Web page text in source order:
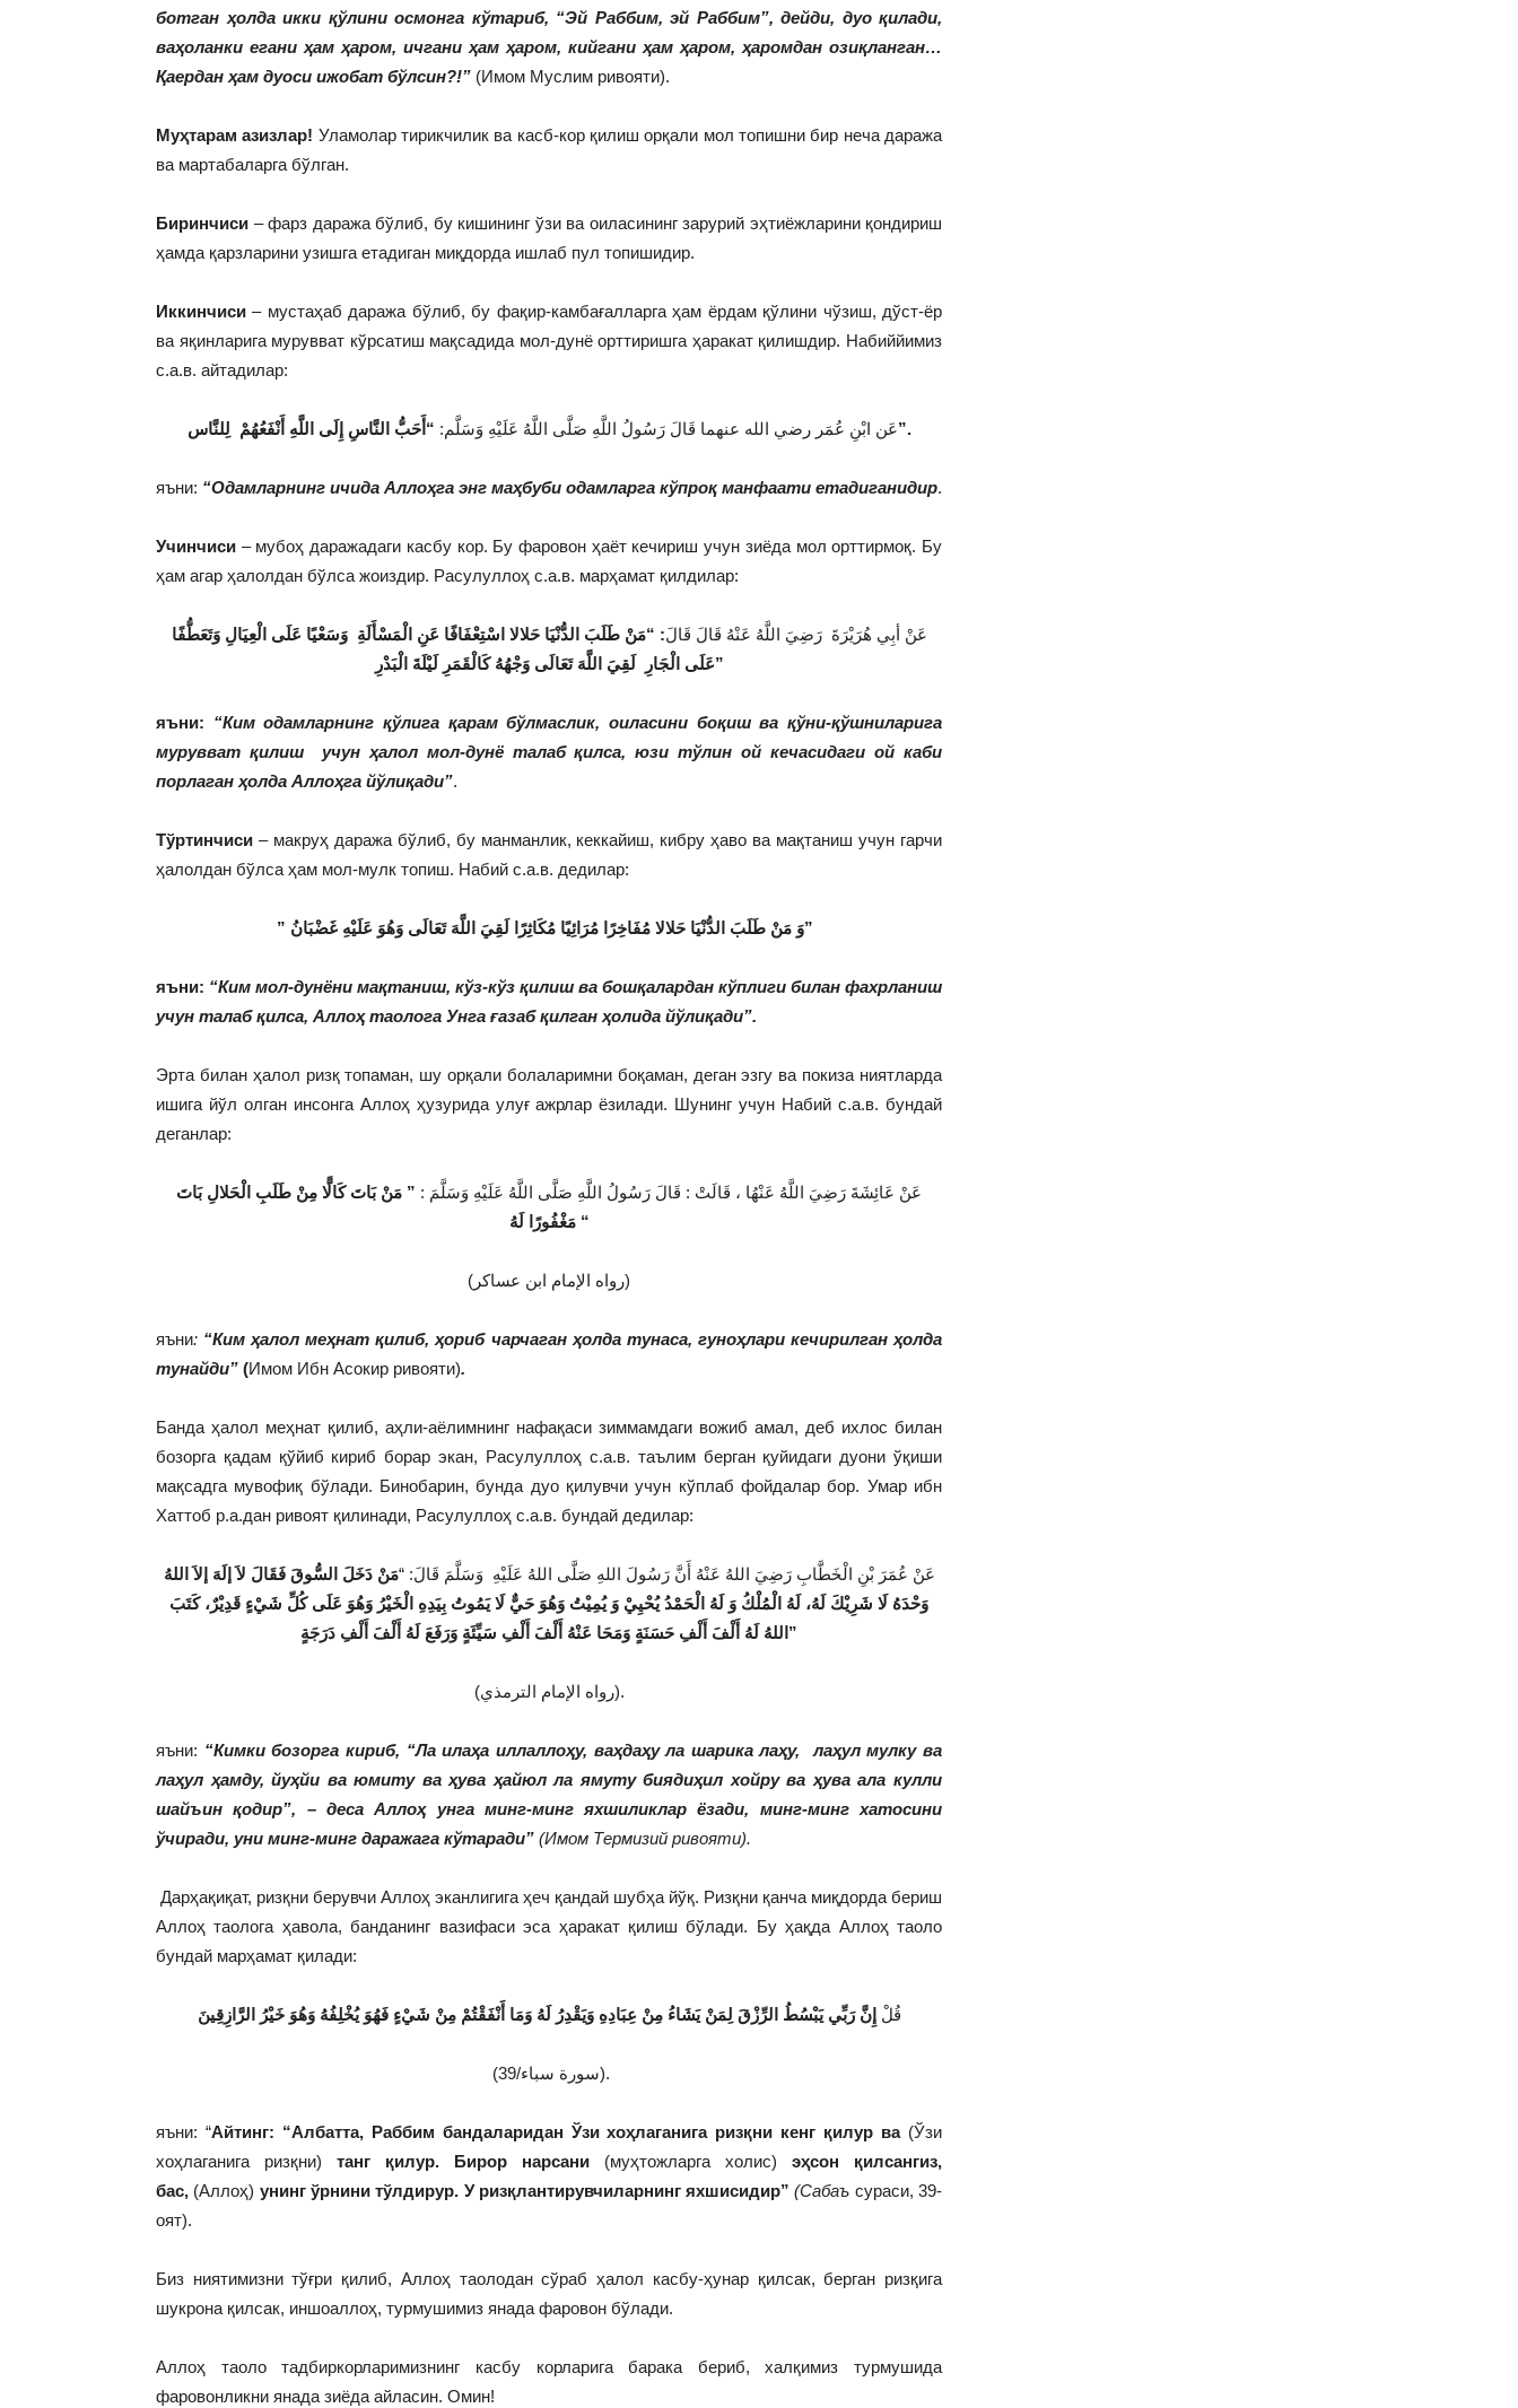
ботган ҳолда икки қўлини осмонга кўтариб, “Эй Раббим, эй Раббим”, дейди, дуо қилади,
ваҳоланки егани ҳам ҳаром, ичгани ҳам ҳаром, кийгани ҳам ҳаром, ҳаромдан озиқланган…
Қаердан ҳам дуоси ижобат бўлсин?!” (Имом Муслим ривояти).
Муҳтарам азизлар! Уламолар тирикчилик ва касб-кор қилиш орқали мол топишни бир неча даража
ва мартабаларга бўлган.
Биринчиси – фарз даража бўлиб, бу кишининг ўзи ва оиласининг зарурий эҳтиёжларини қондириш
ҳамда қарзларини узишга етадиган миқдорда ишлаб пул топишидир.
Иккинчиси – мустаҳаб даража бўлиб, бу фақир-камбағалларга ҳам ёрдам қўлини чўзиш, дўст-ёр
ва яқинларига мурувват кўрсатиш мақсадида мол-дунё орттиришга ҳаракат қилишдир. Набиййимиз
с.а.в. айтадилар:
عَن ابْنِ عُمَر رضي الله عنهما قَالَ رَسُولُ اللَّهِ صَلَّى اللَّهُ عَلَيْهِ وَسَلَّم:“أَحَبُّ النَّاسِ إِلَى اللَّهِ أَنْفَعُهُمْ لِلنَّاس”.
яъни: “Одамларнинг ичида Аллоҳга энг маҳбуби одамларга кўпроқ манфаати етадиганидир.
Учинчиси – мубоҳ даражадаги касбу кор. Бу фаровон ҳаёт кечириш учун зиёда мол орттирмоқ. Бу
ҳам агар ҳалолдан бўлса жоиздир. Расулуллоҳ с.а.в. марҳамат қилдилар:
عَنْ أبِي هُرَيْرَةَ رَضِيَ اللَّهُ عَنْهُ قَالَ قَالَ: “مَنْ طَلَبَ الدُّنْيَا حَلالا اسْتِعْفَافًا عَنِ الْمَسْأَلَةِ وَسَعْيًا عَلَى الْعِيَالِ وَتَعَطُّفًا
عَلَى الْجَارِ لَقِيَ اللَّهَ تَعَالَى وَجْهُهُ كَالْقَمَرِ لَيْلَةَ الْبَدْرِ”
яъни: “Ким одамларнинг қўлига қарам бўлмаслик, оиласини боқиш ва қўни-қўшниларига
мурувват қилиш учун ҳалол мол-дунё талаб қилса, юзи тўлин ой кечасидаги ой каби
порлаган ҳолда Аллоҳга йўлиқади”.
Тўртинчиси – макруҳ даража бўлиб, бу манманлик, кеккайиш, кибру ҳаво ва мақтаниш учун гарчи
ҳалолдан бўлса ҳам мол-мулк топиш. Набий с.а.в. дедилар:
” وَ مَنْ طَلَبَ الدُّنْيَا حَلالا مُفَاخِرًا مُرَائِيًا مُكَاثِرًا لَقِيَ اللَّهَ تَعَالَى وَهُوَ عَلَيْهِ غَضْبَانُ”
яъни: “Ким мол-дунёни мақтаниш, кўз-кўз қилиш ва бошқалардан кўплиги билан фахрланиш
учун талаб қилса, Аллоҳ таолога Унга ғазаб қилган ҳолида йўлиқади”.
Эрта билан ҳалол ризқ топаман, шу орқали болаларимни боқаман, деган эзгу ва покиза ниятларда
ишига йўл олган инсонга Аллоҳ ҳузурида улуғ ажрлар ёзилади. Шунинг учун Набий с.а.в. бундай
деганлар:
عَنْ عَائِشَةَ رَضِيَ اللَّهُ عَنْهُا ، قَالَتْ : قَالَ رَسُولُ اللَّهِ صَلَّى اللَّهُ عَلَيْهِ وَسَلَّمَ : ” مَنْ بَاتَ كَالًّا مِنْ طَلَبِ الْحَلالِ بَاتَ
مَغْفُورًا لَهُ“
(رواه الإمام ابن عساكر)
яъни: “Ким ҳалол меҳнат қилиб, ҳориб чарчаган ҳолда тунаса, гуноҳлари кечирилган ҳолда
тунайди” (Имом Ибн Асокир ривояти).
Банда ҳалол меҳнат қилиб, аҳли-аёлимнинг нафақаси зиммамдаги вожиб амал, деб ихлос билан
бозорга қадам қўйиб кириб борар экан, Расулуллоҳ с.а.в. таълим берган қуйидаги дуони ўқиши
мақсадга мувофиқ бўлади. Бинобарин, бунда дуо қилувчи учун кўплаб фойдалар бор. Умар ибн
Хаттоб р.а.дан ривоят қилинади, Расулуллоҳ с.а.в. бундай дедилар:
عَنْ عُمَرَ بْنِ الْخَطَّابِ رَضِيَ اللهُ عَنْهُ أَنَّ رَسُولَ اللهِ صَلَّى اللهُ عَلَيْهِ وَسَلَّمَ قَالَ: “مَنْ دَخَلَ السُّوقَ فَقَالَ لاَ إلَهَ إلاَ اللهُ
وَحْدَهُ لَا شَرِيْكَ لَهُ، لَهُ الْمُلْكُ وَ لَهُ الْحَمْدُ يُحْيِيْ وَ يُمِيْتُ وَهُوَ حَيٌّ لَا يَمُوتُ بِيَدِهِ الْخَيْرُ وَهُوَ عَلَى كُلِّ شَيْءٍ قَدِيْرٌ، كَتَبَ
اللهُ لَهُ أَلْفَ أَلْفِ حَسَنَةٍ وَمَحَا عَنْهُ أَلْفَ أَلْفِ سَيِّئَةٍ وَرَفَعَ لَهُ أَلْفَ أَلْفِ دَرَجَةٍ”
(رواه الإمام الترمذي).
яъни: “Кимки бозорга кириб, “Ла илаҳа иллаллоҳу, ваҳдаҳу ла шарика лаҳу, лаҳул мулку ва
лаҳул ҳамду, йуҳйи ва юмиту ва ҳува ҳайюл ла ямуту биядиҳил хойру ва ҳува ала кулли
шайъин қодир”, – деса Аллоҳ унга минг-минг яхшиликлар ёзади, минг-минг хатосини
ўчиради, уни минг-минг даражага кўтаради” (Имом Термизий ривояти).
Дарҳақиқат, ризқни берувчи Аллоҳ эканлигига ҳеч қандай шубҳа йўқ. Ризқни қанча миқдорда бериш
Аллоҳ таолога ҳавола, банданинг вазифаси эса ҳаракат қилиш бўлади. Бу ҳақда Аллоҳ таоло
бундай марҳамат қилади:
قُلْ إِنَّ رَبِّي يَبْسُطُ الرِّزْقَ لِمَنْ يَشَاءُ مِنْ عِبَادِهِ وَيَقْدِرُ لَهُ وَمَا أَنْفَقْتُمْ مِنْ شَيْءٍ فَهُوَ يُخْلِفُهُ وَهُوَ خَيْرُ الرَّازِقِينَ
(سورة سباء/39).
яъни: “Айтинг: “Албатта, Раббим бандаларидан Ўзи хоҳлаганига ризқни кенг қилур ва(Ўзи
хоҳлаганига ризқни)
танг қилур. Бирор нарсани (муҳтожларга холис)
эҳсон қилсангиз,
бас, (Аллоҳ) унинг ўрнини тўлдирур. У ризқлантирувчиларнинг яхшисидир” (Сабаъ сураси, 39-
оят).
Биз ниятимизни тўғри қилиб, Аллоҳ таолодан сўраб ҳалол касбу-ҳунар қилсак, берган ризқига
шукрона қилсак, иншоаллоҳ, турмушимиз янада фаровон бўлади.
Аллоҳ таоло тадбиркорларимизнинг касбу корларига барака бериб, халқимиз турмушида
фаровонликни янада зиёда айласин. Омин!